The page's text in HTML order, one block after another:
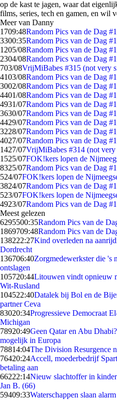
op de kast te jagen, waar dat
films, series, tech en gamen, en wil
Meer van Danny
1709:48Random Pics van de Dag
3300:35Random Pics van de Dag
1205/08Random Pics van de Dag
2304/08Random Pics van de Dag
703/08VrijMiBabes #315 (not very
4103/08Random Pics van de Dag
3002/08Random Pics van de Dag
4401/08Random Pics van de Dag
4931/07Random Pics van de Dag
3630/07Random Pics van de Dag
4429/07Random Pics van de Dag
3228/07Random Pics van de Dag
4027/07Random Pics van de Dag
1427/07VrijMiBabes #314 (not
1525/07FOK!kers lopen de
8325/07Random Pics van de Dag
524/07FOK!kers lopen de
3824/07Random Pics van de Dag
523/07FOK!kers lopen de
4923/07Random Pics van de Dag
Meest gelezen
6295500:35Random Pics van de
1869709:48Random Pics van de
138222:27Kind overleden na
Dordrecht
136706:40Zorgmedewerkster die 's
ontslagen
105720:44Litouwen vindt opnieuw
Wit-Rusland
104522:40Datalek bij Bol en de
partner Ceva
83020:34Progressieve Democraat
Michigan
78920:49Geen Qatar en Abu
mogelijk in Europa
78814:04The Division Resurgence
76420:24Accell, moederbedrijf
betaling aan
66222:14Nieuw slachtoffer in
Jan B. (66)
59409:33Waterschappen slaan